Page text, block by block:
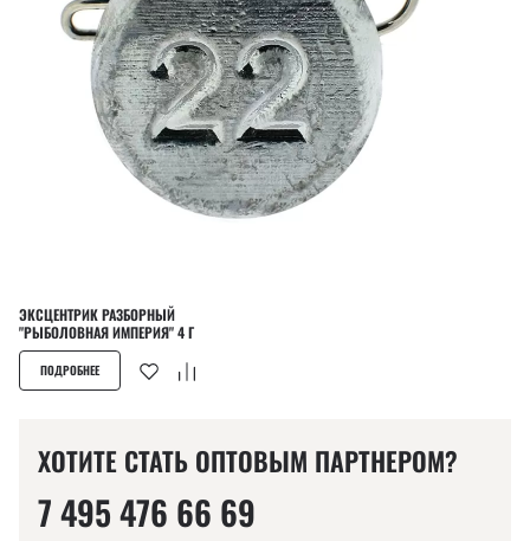
ЭКСЦЕНТРИК РАЗБОРНЫЙ
"РЫБОЛОВНАЯ ИМПЕРИЯ" 4 Г
ПОДРОБНЕЕ
ХОТИТЕ СТАТЬ ОПТОВЫМ ПАРТНЕРОМ?
7 495 476 66 69